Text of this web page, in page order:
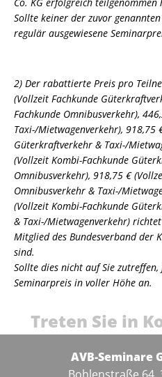
Sollte keiner der zuvor
regulär ausgewiesene
2) Der rabattierte Preis pro
(Vollzeit Fachkunde
Fachkunde Omnibusverkehr),
Taxi-/Mietwagenverkehr), 918,75
Güterkraftverkehr & Taxi-/
(Vollzeit Kombi-Fachkunde
Omnibusverkehr), 918,75 €
Omnibusverkehr & Taxi-/
(Vollzeit Kombi-Fachkunde
& Taxi-/Mietwagenverkehr)
Mitglied des Bundesverband der
sind.
Sollte dies nicht auf Sie
Seminarpreis in voller Höhe an.
Treten Sie in
AVB-Seminare